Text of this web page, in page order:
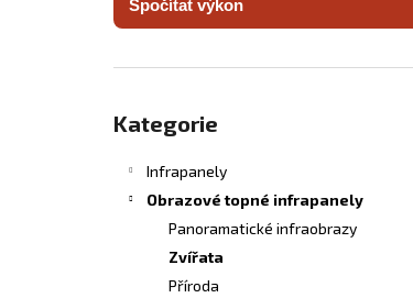
Spočítat výkon
kategorie
Kategorie
Infrapanely
Obrazové topné infrapanely
Panoramatické infraobrazy
Zvířata
Příroda
INFRASVĚTLO